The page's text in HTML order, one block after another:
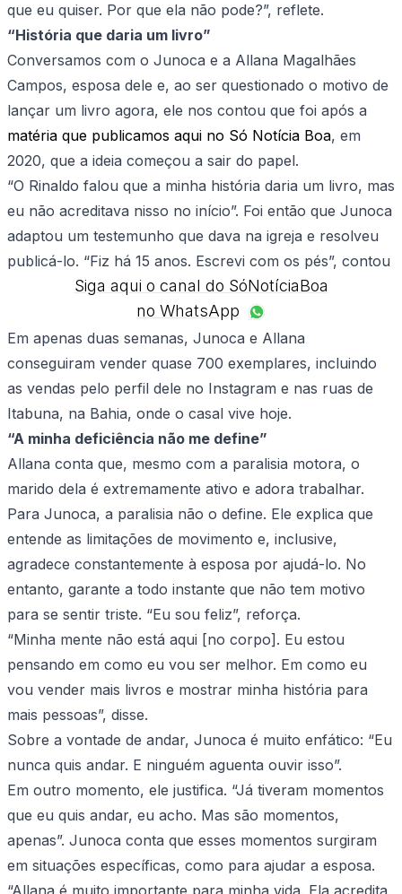
que eu quiser. Por que ela não pode?”, reflete.
“História que daria um livro”
Conversamos com o Junoca e a Allana Magalhães
Campos, esposa dele e, ao ser questionado o motivo de
lançar um livro agora, ele nos contou que foi após a
matéria que publicamos aqui no Só Notícia Boa, em
2020, que a ideia começou a sair do papel.
“O Rinaldo falou que a minha história daria um livro, mas
eu não acreditava nisso no início”. Foi então que Junoca
adaptou um testemunho que dava na igreja e resolveu
publicá-lo. “Fiz há 15 anos. Escrevi com os pés”, contou
Siga aqui o canal do SóNotíciaBoa
no WhatsApp
Em apenas duas semanas, Junoca e Allana
conseguiram vender quase 700 exemplares, incluindo
as vendas pelo perfil dele no Instagram e nas ruas de
Itabuna, na Bahia, onde o casal vive hoje.
“A minha deficiência não me define”
Allana conta que, mesmo com a paralisia motora, o
marido dela é extremamente ativo e adora trabalhar.
Para Junoca, a paralisia não o define. Ele explica que
entende as limitações de movimento e, inclusive,
agradece constantemente à esposa por ajudá-lo. No
entanto, garante a todo instante que não tem motivo
para se sentir triste. “Eu sou feliz”, reforça.
“Minha mente não está aqui [no corpo]. Eu estou
pensando em como eu vou ser melhor. Em como eu
vou vender mais livros e mostrar minha história para
mais pessoas”, disse.
Sobre a vontade de andar, Junoca é muito enfático: “Eu
nunca quis andar. E ninguém aguenta ouvir isso”.
Em outro momento, ele justifica. “Já tiveram momentos
que eu quis andar, eu acho. Mas são momentos,
apenas”. Junoca conta que esses momentos surgiram
em situações específicas, como para ajudar a esposa.